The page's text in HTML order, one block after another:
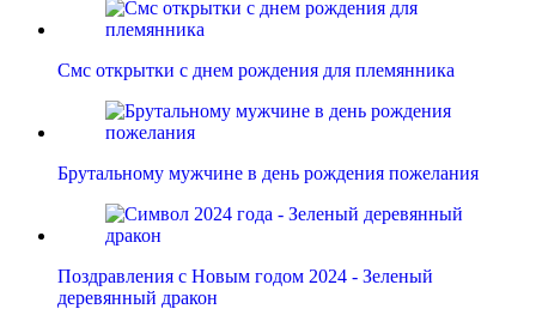
Смс открытки с днем рождения для племянника
Брутальному мужчине в день рождения пожелания
Поздравления с Новым годом 2024 - Зеленый
деревянный дракон